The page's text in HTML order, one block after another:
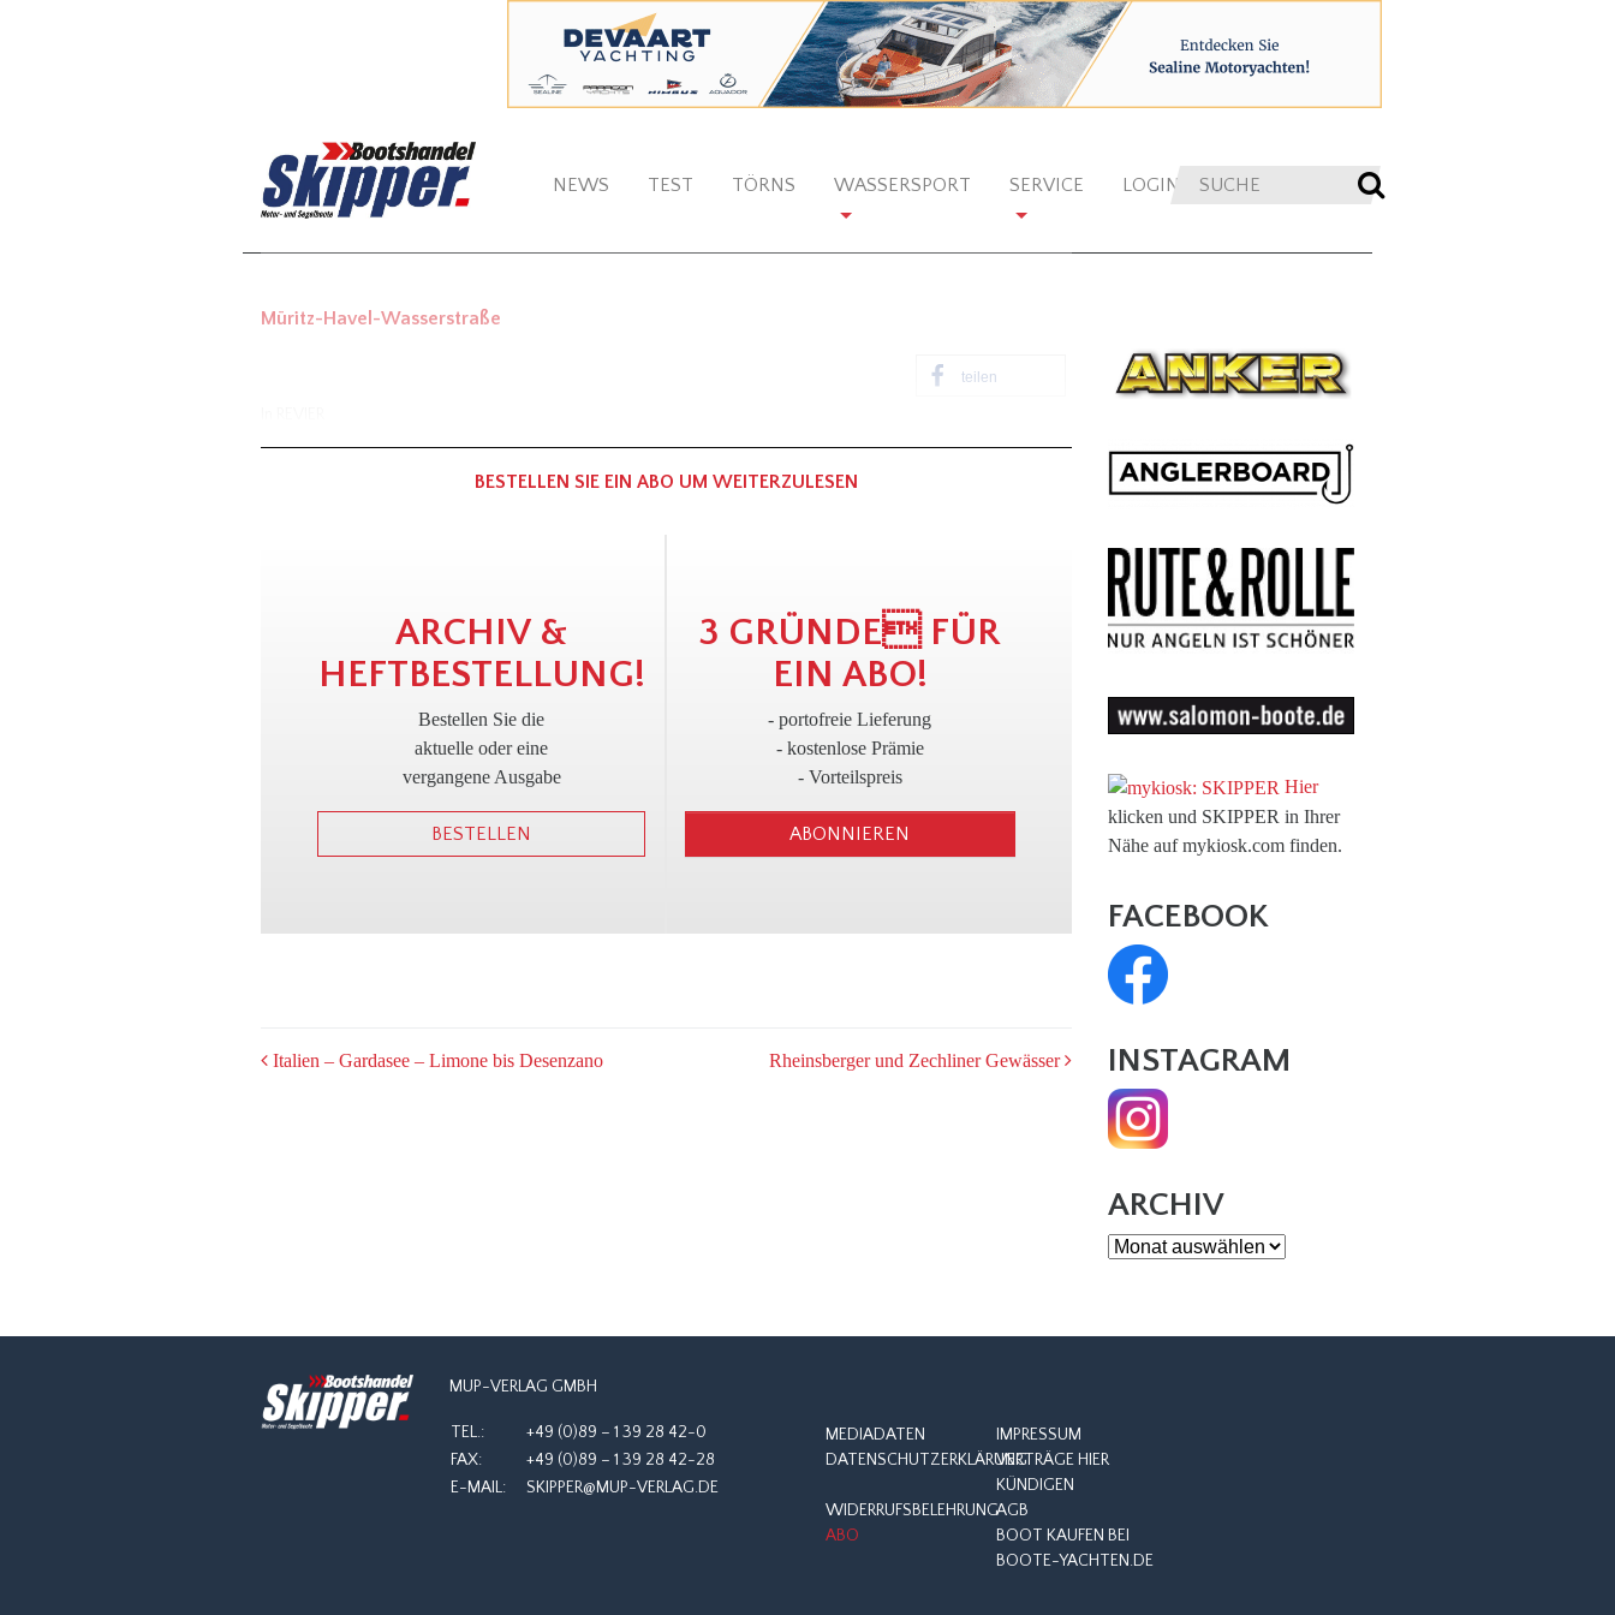
NEWS TEST TÖRNS WASSERSPORT SERVICE LOGIN
Müritz-Havel-Wasserstraße
teilen
BESTELLEN SIE EIN ABO UM WEITERZULESEN
!
ARCHIV &
HEFTBESTELLUNG!
Bestellen Sie die
aktuelle oder eine
vergangene Ausgabe
BESTELLEN 3
3 GRÜNDE FÜR
EIN ABO!
- portofreie Lieferung
- kostenlose Prämie
- Vorteilspreis
ABONNIEREN
POST
Italien – Gardasee – Limone bis Desenzano Rheinsberger und Zechliner Gewässer
Hier
klicken und SKIPPER in Ihrer
Nähe auf mykiosk.com finden.
FACEBOOK
INSTAGRAM
ARCHIV
Archiv
MUP-VERLAG GMBH
TEL.:
+49 (0)89 – 1 39 28 42-0
FAX:
+49 (0)89 – 1 39 28 42-28
E-MAIL:
SKIPPER@MUP-VERLAG.DE
MEDIADATEN
IMPRESSUM
DATENSCHUTZERKLÄRUNGVERTRÄGE HIER
KÜNDIGEN
WIDERRUFSBELEHRUNGAGB
ABO
BOOT KAUFEN BEI
BOOTE-YACHTEN.DE